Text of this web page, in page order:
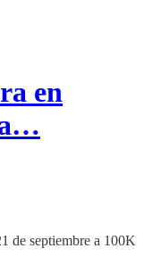
en
de septiembre a 100K